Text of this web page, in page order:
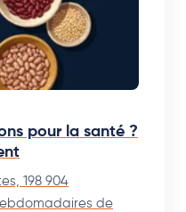
pour la santé ?
198 904
de